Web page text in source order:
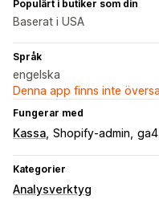
Populärt i butiker som din
Baserat i USA
Språk
engelska
Denna app finns inte
Fungerar med
Kassa Shopify-admin ga4
Kategorier
Analysverktyg